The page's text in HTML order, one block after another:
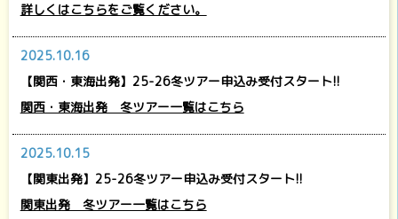
詳しくはこちらをご覧ください。
2025.10.16
【関西・東海出発】25-26冬ツアー申込み受付スタート!!
関西・東海出発 冬ツアー一覧はこちら
2025.10.15
【関東出発】25-26冬ツアー申込み受付スタート!!
関東出発 冬ツアー一覧はこちら